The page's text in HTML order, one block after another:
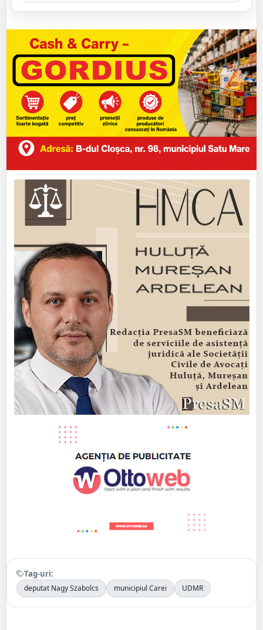
Tag-uri:
deputat Nagy Szabolcs municipiul Carei UDMR